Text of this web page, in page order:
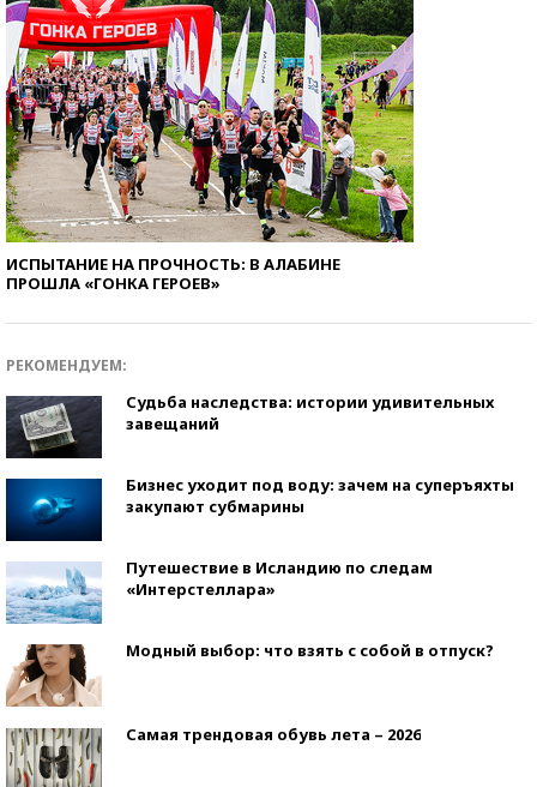
ИСПЫТАНИЕ НА ПРОЧНОСТЬ: В АЛАБИНЕ
ПРОШЛА «ГОНКА ГЕРОЕВ»
РЕКОМЕНДУЕМ:
Судьба наследства: истории удивительных
завещаний
Бизнес уходит под воду: зачем на суперъяхты
закупают субмарины
Путешествие в Исландию по следам
«Интерстеллара»
Модный выбор: что взять с собой в отпуск?
Самая трендовая обувь лета – 2026